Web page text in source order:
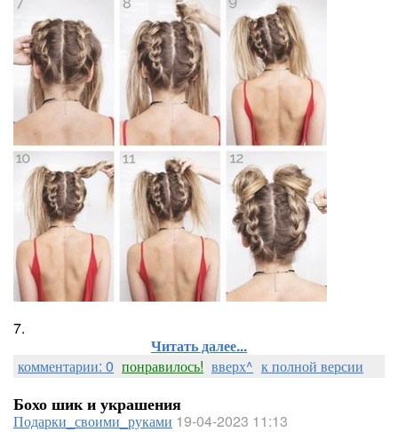
7.
Читать далее...
комментарии: 0 понравилось! вверх^ к полной версии
Бохо шик и украшения
Подарки_своими_руками 19-04-2023 11:13